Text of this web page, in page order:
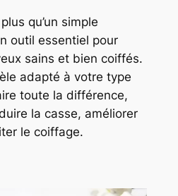
qu’un simple
outil essentiel pour
sains et bien coiffés.
adapté à votre type
toute la différence,
la casse, améliorer
le coiffage.